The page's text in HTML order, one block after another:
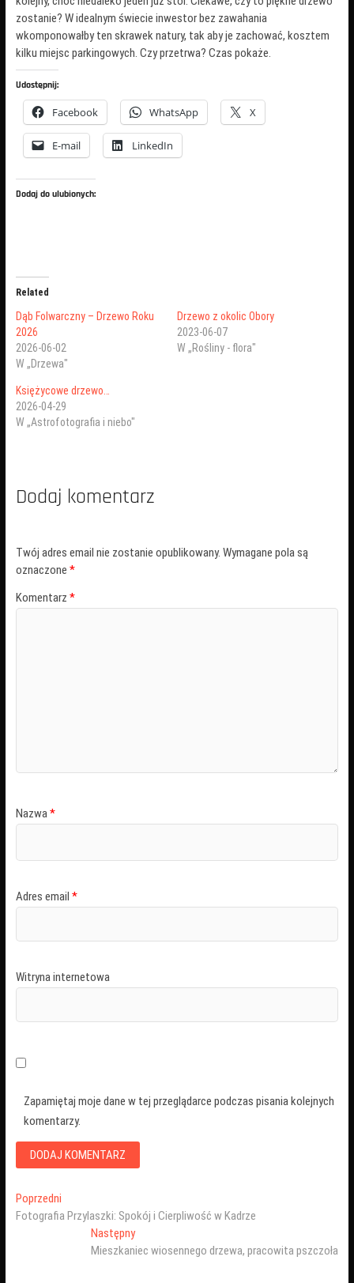
zostanie? W idealnym świecie inwestor bez zawahania
wkomponowałby ten skrawek natury, tak aby je zachować, kosztem
kilku miejsc parkingowych. Czy przetrwa? Czas pokaże.
Udostępnij:
Facebook WhatsApp X
E-mail LinkedIn
Dodaj do ulubionych:
Related
Dąb Folwarczny – Drzewo Roku
2026
2026-06-02
W „Drzewa"
Drzewo z okolic Obory
2023-06-07
W „Rośliny - flora"
Księżycowe drzewo…
2026-04-29
W „Astrofotografia i niebo"
Dodaj komentarz
Twój adres email nie zostanie opublikowany. Wymagane pola są
oznaczone *
Komentarz *
Nazwa*
Adres email *
Witryna internetowa
Zapamiętaj moje dane w tej przeglądarce podczas pisania kolejnych
komentarzy.
Nawigacja
wpisu
PoprzedniPoprzedni
wpis:
Fotografia Przylaszki: Spokój i Cierpliwość w Kadrze
NastępnyNastępny
wpis:
Mieszkaniec wiosennego drzewa, pracowita pszczoła